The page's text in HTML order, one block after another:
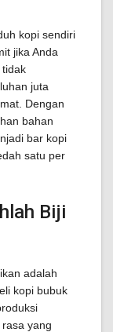
kopi sendiri
jika Anda
juta
Dengan
bahan
bar kopi
satu per
Biji
adalah
kopi bubuk
yang